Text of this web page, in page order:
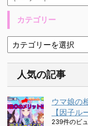
カテゴリー
人気の記事
ウマ娘の
【因子ル
239件のビ